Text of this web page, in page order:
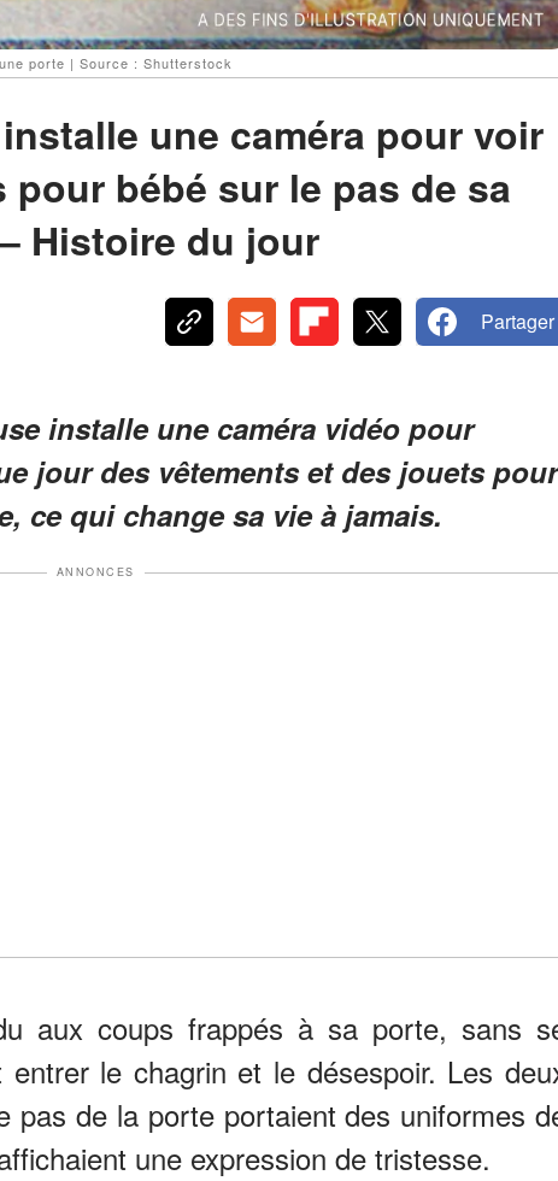
porte | Source : Shutterstock
une caméra pour voir
bébé sur le pas de sa
Histoire du jour
Partager
installe une caméra vidéo pour
jour des vêtements et des jouets pour
ce qui change sa vie à jamais.
ANNONCES
aux coups frappés à sa porte, sans
le chagrin et le désespoir. Les
pas de la porte portaient des uniformes
une expression de tristesse.